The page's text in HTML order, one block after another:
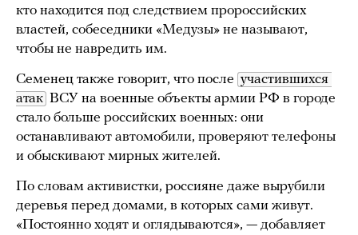
кто находится под следствием пророссийских
властей, собеседники «Медузы» не называют,
чтобы не навредить им.
Семенец также говорит, что после участившихся
атак ВСУ на военные объекты армии РФ в городе
стало больше российских военных: они
останавливают автомобили, проверяют телефоны
и обыскивают мирных жителей.
По словам активистки, россияне даже вырубили
деревья перед домами, в которых сами живут.
«Постоянно ходят и оглядываются», — добавляет